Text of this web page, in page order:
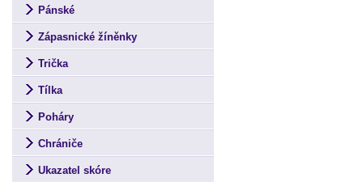
Pánské
Zápasnické žíněnky
Trička
Tílka
Poháry
Chrániče
Ukazatel skóre